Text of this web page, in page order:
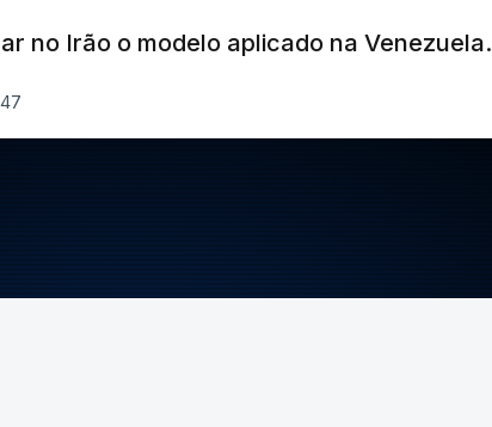
no Irão o modelo aplicado na Venezuela.